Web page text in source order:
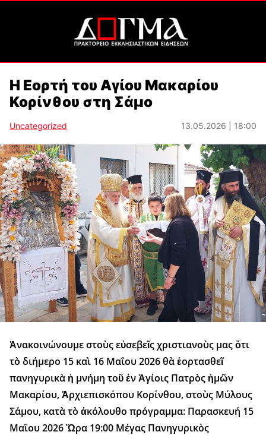
Η Εορτή του Αγίου Μακαρίου
Κορίνθου στη Σάμο
Uncategorized 13.05.2026 | 18:00
Ἀνακοινώνουμε στοὺς εὐσεβεῖς χριστιανοὺς μας ὅτι
τὸ διήμερο 15 καὶ 16 Μαΐου 2026 θὰ ἑορτασθεῖ
πανηγυρικὰ ἡ μνήμη τοῦ ἐν Ἁγίοις Πατρὸς ἡμῶν
Μακαρίου, Ἀρχιεπισκόπου Κορίνθου, στοὺς Μύλους
Σάμου, κατὰ τὸ ἀκόλουθο πρόγραμμα: Παρασκευή 15
Μαΐου 2026 Ὥρα 19:00 Μέγας Πανηγυρικὸς